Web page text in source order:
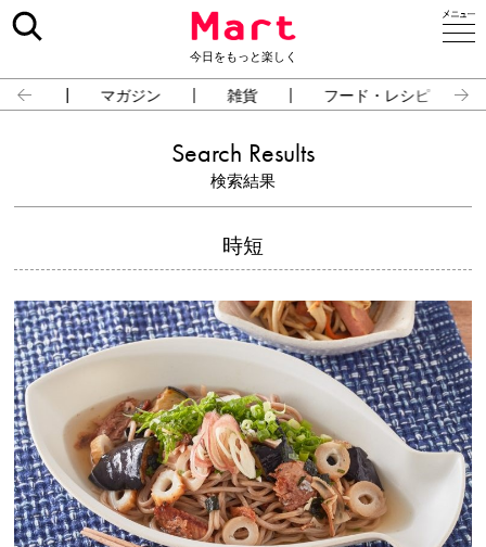
今日をもっと楽しく
占い マガジン 雑貨 フード・レシピ
Search Results
検索結果
時短